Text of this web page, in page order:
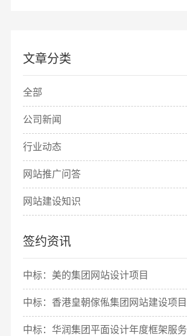
文章分类
全部
公司新闻
行业动态
网站推广问答
网站建设知识
签约资讯
中标：美的集团网站设计项目
中标：香港皇朝傢俬集团网站建设项目
中标：华润集团平面设计年度框架服务